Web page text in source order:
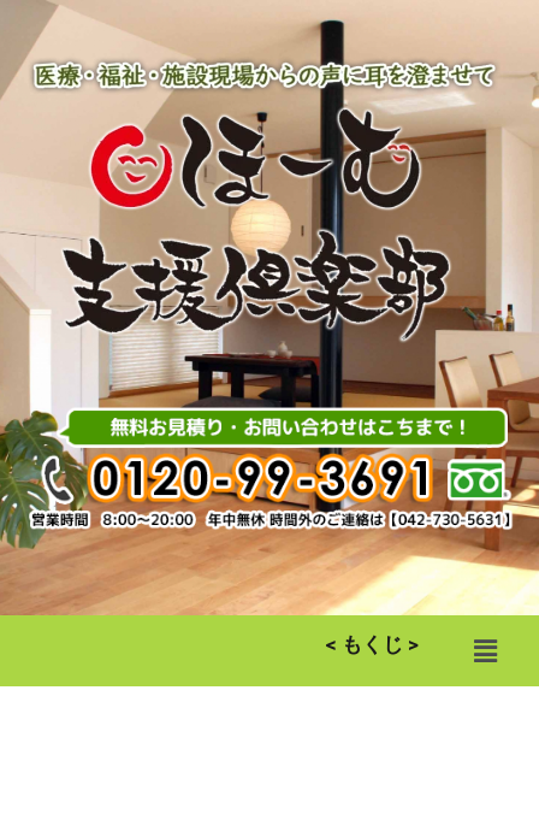
を
< もくじ > メ
ニ
ュ